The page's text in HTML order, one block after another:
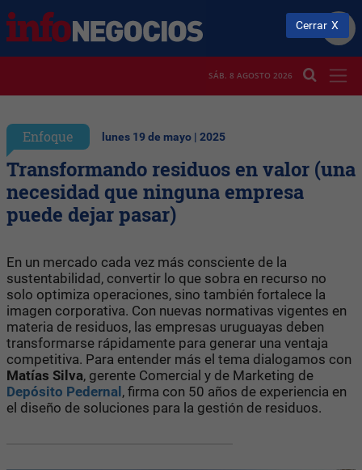
SÁB. 8 AGOSTO 2026
Enfoque lunes 19 de mayo | 2025
Transformando residuos en valor (una
necesidad que ninguna empresa
puede dejar pasar)
En un mercado cada vez más consciente de la
sustentabilidad, convertir lo que sobra en recurso no
solo optimiza operaciones, sino también fortalece la
imagen corporativa. Con nuevas normativas vigentes en
materia de residuos, las empresas uruguayas deben
transformarse rápidamente para generar una ventaja
competitiva. Para entender más el tema dialogamos con
Matías Silva, gerente Comercial y de Marketing de
Depósito Pedernal, firma con 50 años de experiencia en
el diseño de soluciones para la gestión de residuos.
Cerrar